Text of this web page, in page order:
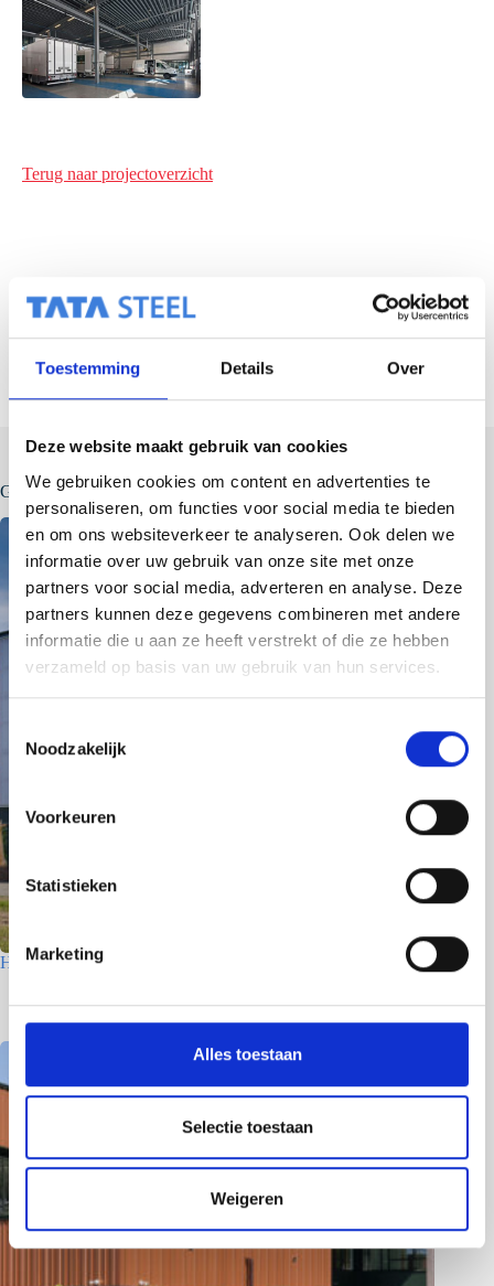
Toestemming Details Over
Deze website maakt gebruik van cookies
We gebruiken cookies om content en advertenties te
personaliseren, om functies voor social media te bieden
en om ons websiteverkeer te analyseren. Ook delen we
informatie over uw gebruik van onze site met onze
partners voor social media, adverteren en analyse. Deze
partners kunnen deze gegevens combineren met andere
informatie die u aan ze heeft verstrekt of die ze hebben
verzameld op basis van uw gebruik van hun services.
s
m
m
i
n
s
l
c
i
e
Noodzakelijk
Voorkeuren
Statistieken
Marketing
Alles toestaan
Selectie toestaan
Weigeren
Terug naar projectoverzicht
Gerelateerde berichten
Houtfabriek – Utrecht